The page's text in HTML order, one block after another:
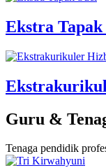
Ekstra Tapak
Guru &
Tenaga pendidik